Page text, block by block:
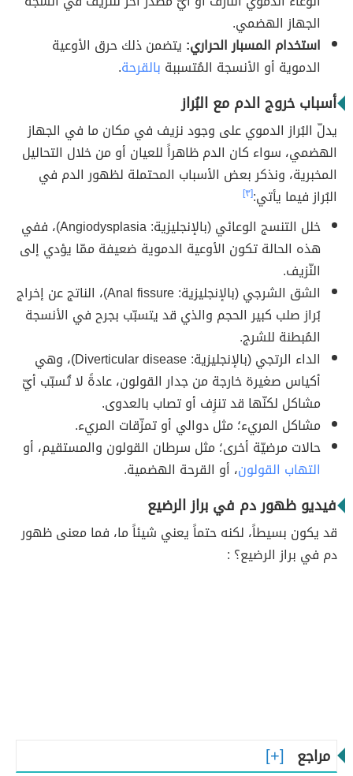
الجهاز الهضمي.
استخدام المسبار الحراري: يتضمن ذلك حرق الأوعية
الدموية أو الأنسجة المُتسببة بالقرحة.
أسباب خروج الدم مع البُراز
يدلّ البُراز الدموي على وجود نزيف في مكان ما في الجهاز
الهضمي، سواء كان الدم ظاهراً للعيان أو من خلال التحاليل
المخبرية، ونذكر بعض الأسباب المحتملة لظهور الدم في
البُراز فيما يأتي:[٣]
خلل التنسج الوعائي (بالإنجليزية: Angiodysplasia)، ففي
هذه الحالة تكون الأوعية الدموية ضعيفة ممّا يؤدي إلى
النّزيف.
الشق الشرجي (بالإنجليزية: Anal fissure)، الناتج عن إخراج
بُراز صلب كبير الحجم والذي قد يتسبّب بجرح في الأنسجة
المُبطنة للشرج.
الداء الرتجي (بالإنجليزية: Diverticular disease)، وهي
أكياس صغيرة خارجة من جدار القولون، عادةً لا تُسبّب أيّ
مشاكل لكنّها قد تنزِف أو تصاب بالعدوى.
مشاكل المريء؛ مثل دوالي أو تمزّقات المريء.
حالات مرضيّة أخرى؛ مثل سرطان القولون والمستقيم، أو
التهاب القولون، أو القرحة الهضمية.
فيديو ظهور دم في براز الرضيع
قد يكون بسيطاً، لكنه حتماً يعني شيئاً ما، فما معنى ظهور
دم في براز الرضيع؟ :
مراجع